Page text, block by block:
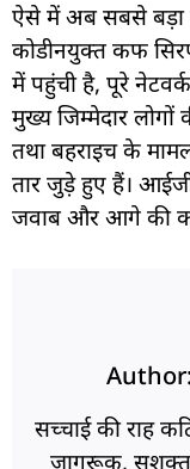
ऐसे में अब सबसे बड़ा
कोडीनयुक्त कफ
में पहुंची है, पूरे
मुख्य जिम्मेदार
तथा बहराइच के
तार जुड़े हुए हैं।
जवाब और आगे की
Author:
सच्चाई की राह
जागरूक,